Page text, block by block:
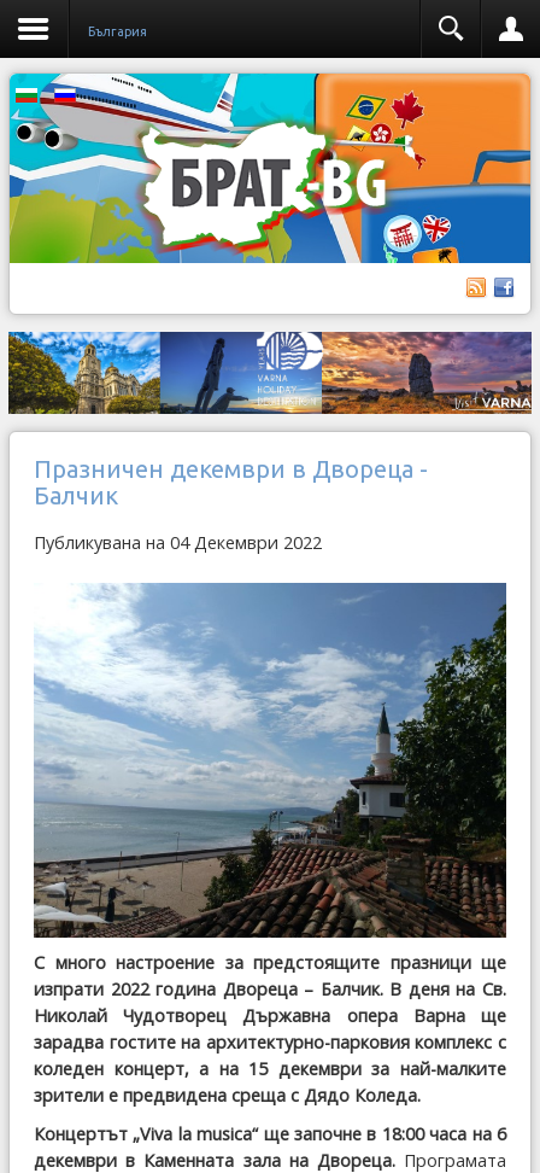
България
Празничен декември в Двореца -
Балчик
Публикувана на 04 Декември 2022
С много настроение за предстоящите празници ще
изпрати 2022 година Двореца – Балчик. В деня на Св.
Николай Чудотворец Държавна опера Варна ще
зарадва гостите на архитектурно-парковия комплекс с
коледен концерт, а на 15 декември за най-малките
зрители е предвидена среща с Дядо Коледа.
Концертът „Viva la musica“ ще започне в 18:00 часа на 6
декември в Каменната зала на Двореца.Програмата